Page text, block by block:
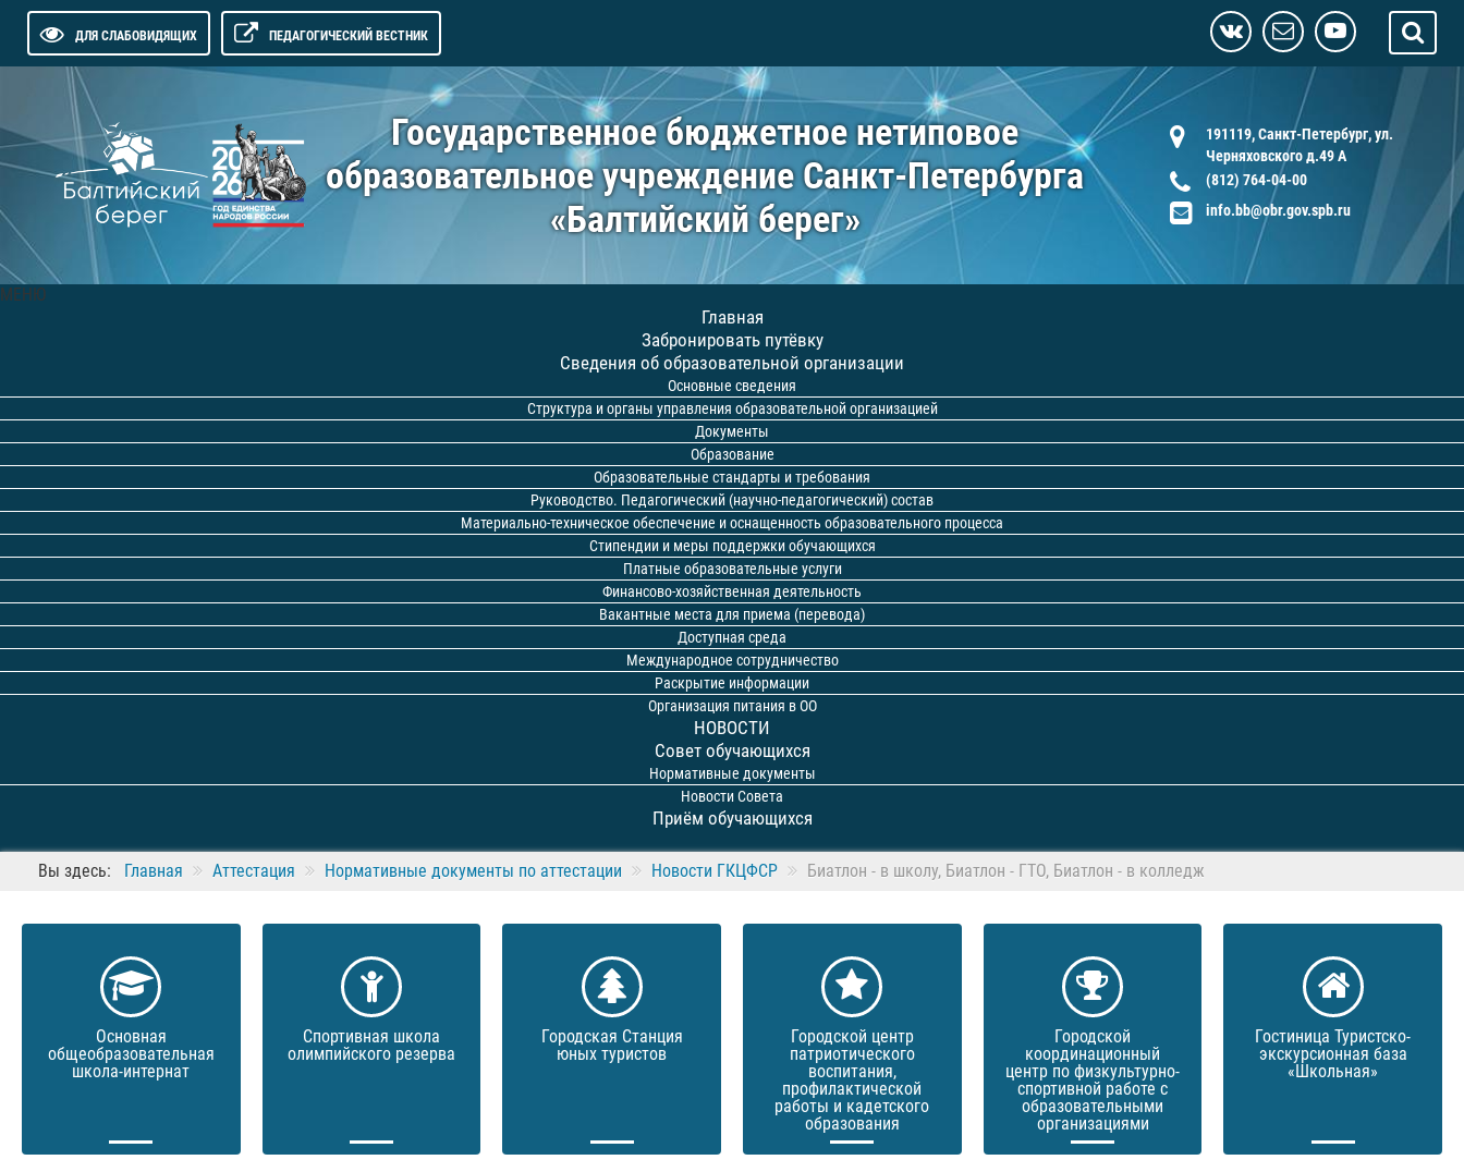
ДЛЯ СЛАБОВИДЯЩИХ ПЕДАГОГИЧЕСКИЙ ВЕСТНИК
Государственное бюджетное нетиповое
образовательное учреждение Санкт-Петербурга
«Балтийский берег»
191119, Санкт-Петербург, ул.
Черняховского д.49 А
(812) 764-04-00
info.bb@obr.gov.spb.ru
МЕНЮ
Главная
Забронировать путёвку
Сведения об образовательной организации
Основные сведения
Структура и органы управления образовательной организацией
Документы
Образование
Образовательные стандарты и требования
Руководство. Педагогический (научно-педагогический) состав
Материально-техническое обеспечение и оснащенность образовательного процесса
Стипендии и меры поддержки обучающихся
Платные образовательные услуги
Финансово-хозяйственная деятельность
Вакантные места для приема (перевода)
Доступная среда
Международное сотрудничество
Раскрытие информации
Организация питания в ОО
НОВОСТИ
Совет обучающихся
Нормативные документы
Новости Совета
Приём обучающихся
Вы здесь: Главная Аттестация Нормативные документы по аттестации Новости ГКЦФСР Биатлон - в школу, Биатлон - ГТО, Биатлон - в колледж
Основная
общеобразовательная
школа-интернат
Спортивная школа
олимпийского резерва
Городская Станция
юных туристов
Городской центр
патриотического
воспитания,
профилактической
работы и кадетского
образования
Городской
координационный
центр по физкультурно-
спортивной работе с
образовательными
организациями
Гостиница Туристско-
экскурсионная база
«Школьная»